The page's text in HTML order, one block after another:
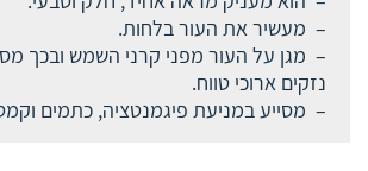
– מעשיר את העור בלחות.
– מגן על העור מפני קרני השמש ובכך
נזקים ארוכי טווח.
– מסייע במניעת פיגמנטציה, כתמים